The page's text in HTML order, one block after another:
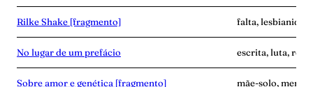
Rilke Shake [fragmento] falta,
No lugar de um prefácio escrita, luta,
Sobre amor e genética [fragmento] mãe-solo,